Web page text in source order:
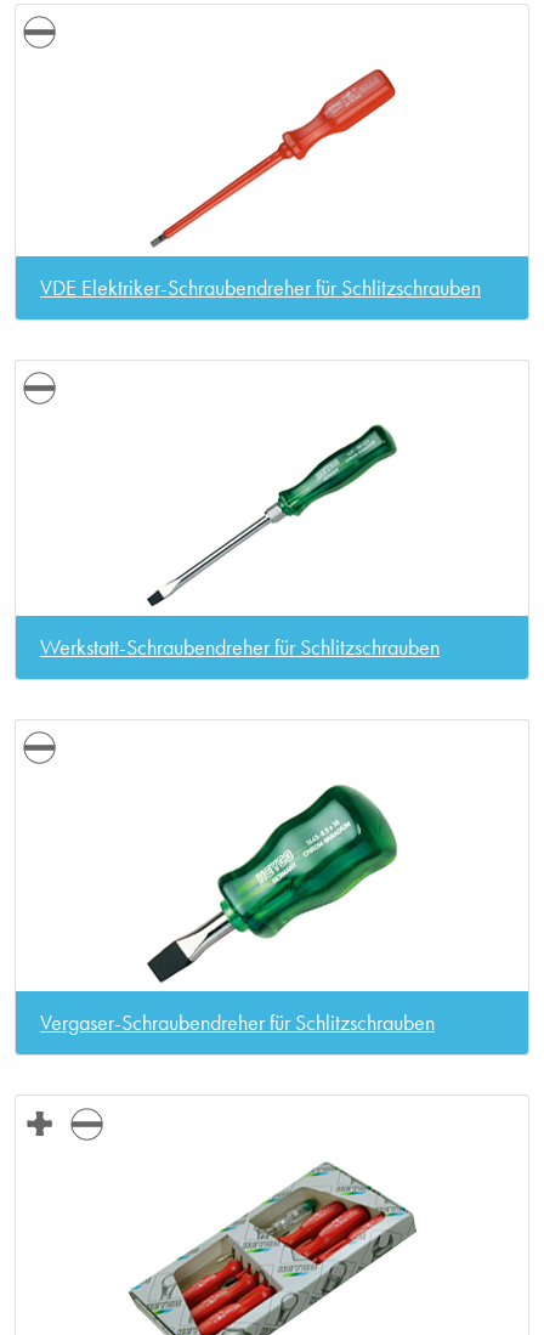
VDE Elektriker-Schraubendreher für Schlitzschrauben
Werkstatt-Schraubendreher für Schlitzschrauben
Vergaser-Schraubendreher für Schlitzschrauben